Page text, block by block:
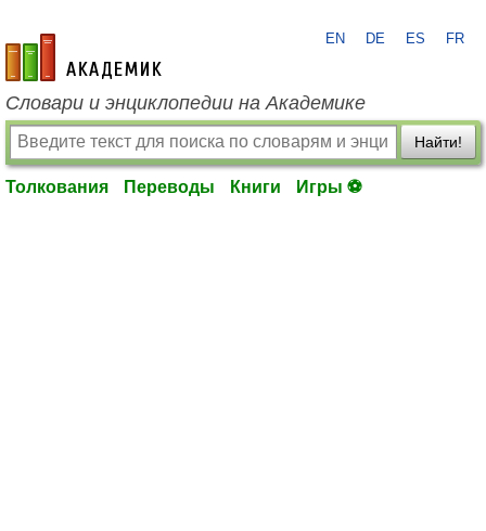
academic.ru
EN DE ES FR
Словари и энциклопедии на Академике
Найти!
Толкования Переводы Книги Игры ⚽